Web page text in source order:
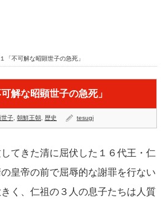
「不可解な昭顕世子の急死」
解な昭顕世子の急死」
世子 朝鮮王朝 歴史 tesugi
てきた清に屈伏した１６代王・仁
皇帝の前で屈辱的な謝罪を行ない
く、仁祖の３人の息子たちは人質